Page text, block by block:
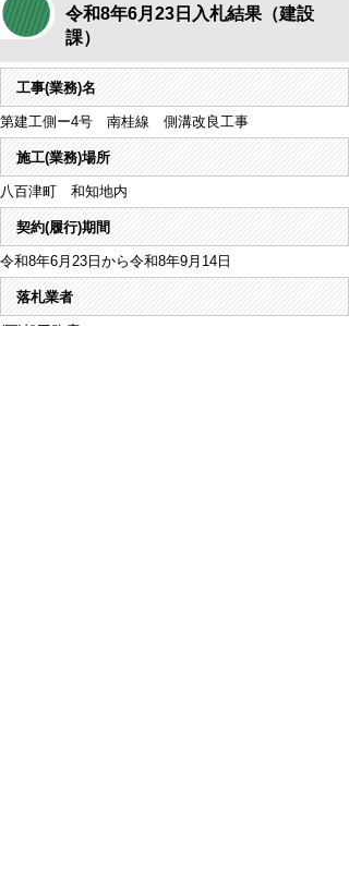
令和8年6月23日入札結果（建設
課）
工事(業務)名
第建工側ー4号 南桂線 側溝改良工事
施工(業務)場所
八百津町 和知地内
契約(履行)期間
令和8年6月23日から令和8年9月14日
落札業者
(同)旭工務店